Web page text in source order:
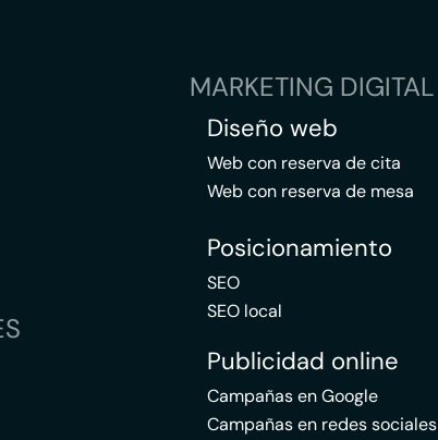
MARKETING DIGITAL
Diseño web
Web con reserva de cita
Web con reserva de mesa
Posicionamiento
SEO
SEO local
Publicidad online
Campañas en Google
Campañas en redes sociales